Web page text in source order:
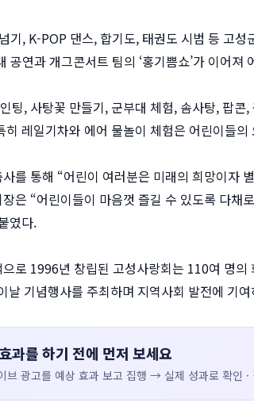
기, K-POP 댄스, 합기도, 태권도 시범 등 고
공연과 개그콘서트 팀의 ‘홍기쁨쇼’가 이어져
팅, 사탕꽃 만들기, 군부대 체험, 솜사탕, 팝
히 레일기차와 에어 물놀이 체험은 어린이들
를 통해 “어린이 여러분은 미래의 희망이자
은 “어린이들이 마음껏 즐길 수 있도록 다채
였다.
로 1996년 창립된 고성사랑회는 110여 명
날 기념행사를 주최하며 지역사회 발전에 기
과를 하기 전에 먼저 보세요
브 광고를 예상 효과 보고 집행 → 실제 성과로 확인 ·